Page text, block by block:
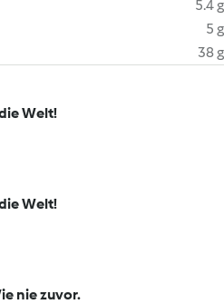
5.4 g
5 g
38 g
Welt!
Welt!
nie zuvor.